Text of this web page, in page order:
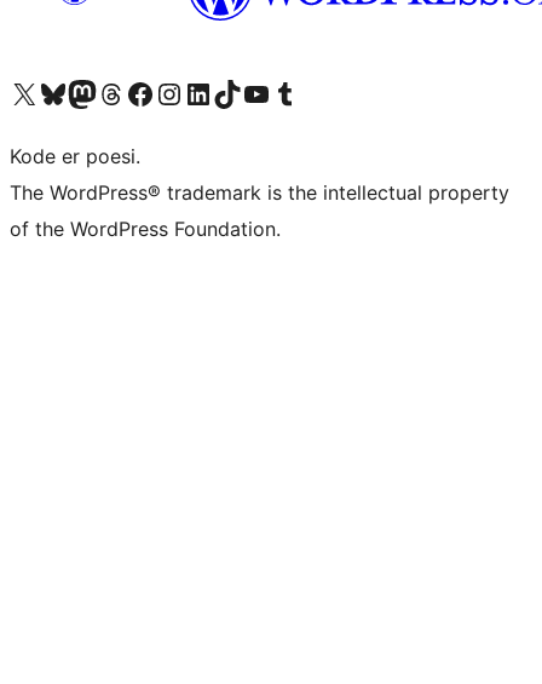
Besøg vores X (tidligere Twitter) konto
Besøg vores Bluesky-konto
Besøg vores Mastodon konto
Besøg vores Threads-konto
Besøg vores Facebook sideBesøg vores Instagram konto
Besøg vores LinkedIn konto
Besøg vores TikTok-konto
Besøg vores YouTube-kanalBesøg vores Tumblr-konto
Kode er poesi.
The WordPress® trademark is the intellectual property
of the WordPress Foundation.